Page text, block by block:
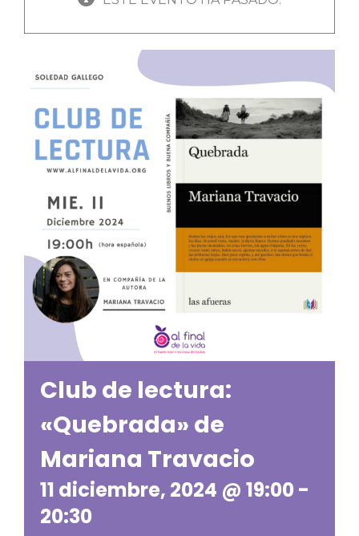
Club de lectura:
«Quebrada» de
Mariana Travacio
11 diciembre, 2024 @ 19:00 -
20:30